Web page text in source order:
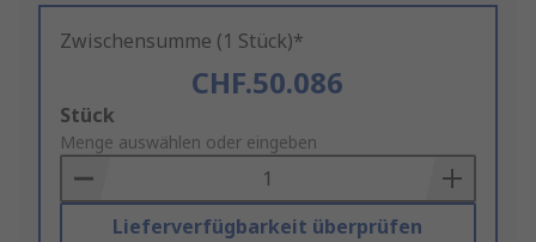
Zwischensumme (1 Stück)*
CHF.50.086
Add
to
Basket
Stück
Menge auswählen oder eingeben
Lieferverfügbarkeit überprüfen